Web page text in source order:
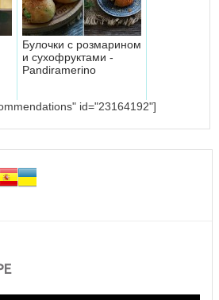
Булочки с розмарином
и сухофруктами -
Pandiramerino
id="23164192"]